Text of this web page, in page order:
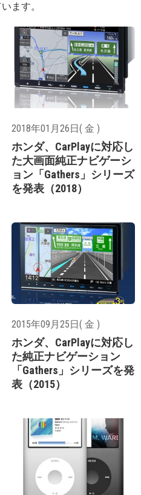
ます。
2018年01月26日( 金 )
ホンダ、CarPlayに対応し
た大画面純正ナビゲーシ
ョン「Gathers」シリーズ
を発表（2018）
2015年09月25日( 金 )
ホンダ、CarPlayに対応し
た純正ナビゲーション
「Gathers」シリーズを発
表（2015）